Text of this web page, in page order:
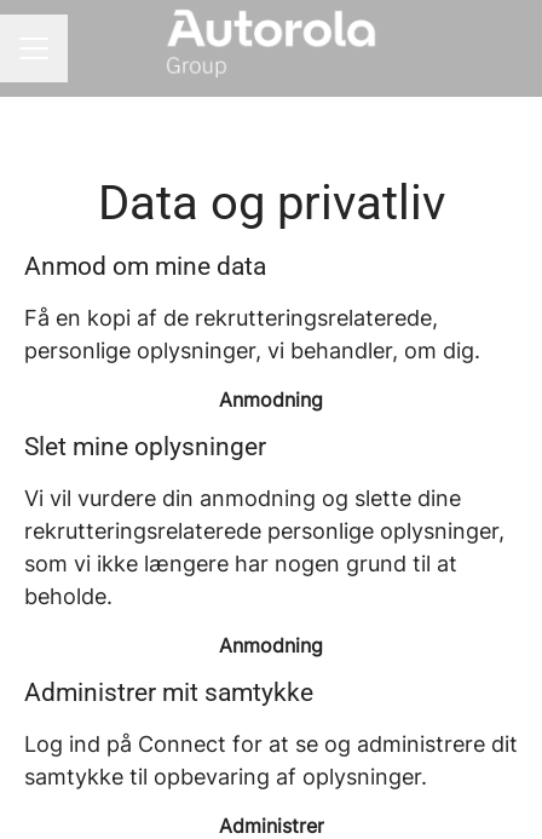
Data og privatliv
Anmod om mine data
Få en kopi af de rekrutteringsrelaterede,
personlige oplysninger, vi behandler, om dig.
Anmodning
Slet mine oplysninger
Vi vil vurdere din anmodning og slette dine
rekrutteringsrelaterede personlige oplysninger,
som vi ikke længere har nogen grund til at
beholde.
Anmodning
Administrer mit samtykke
Log ind på Connect for at se og administrere dit
samtykke til opbevaring af oplysninger.
Administrer